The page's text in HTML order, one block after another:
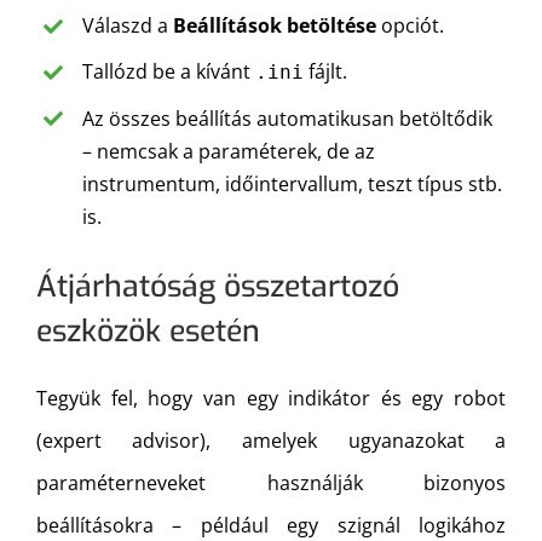
Válaszd a Beállítások betöltése opciót.
Tallózd be a kívánt .ini fájlt.
Az összes beállítás automatikusan betöltődik
– nemcsak a paraméterek, de az
instrumentum, időintervallum, teszt típus stb.
is.
Átjárhatóság összetartozó
eszközök esetén
Tegyük fel, hogy van egy indikátor és egy robot
(expert advisor), amelyek ugyanazokat a
paraméterneveket használják bizonyos
beállításokra – például egy szignál logikához